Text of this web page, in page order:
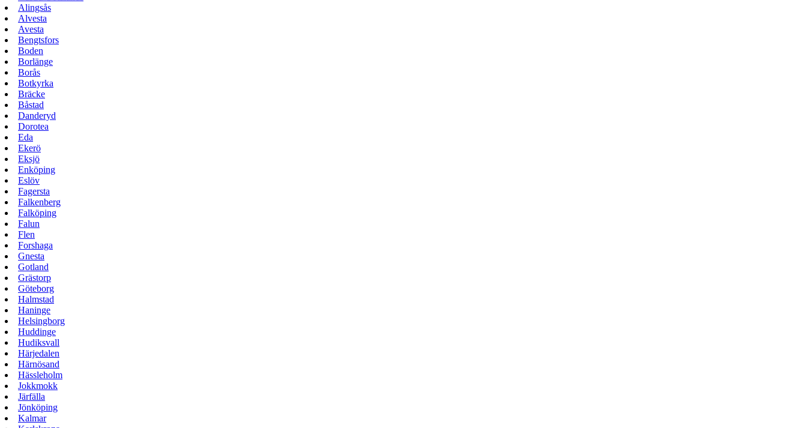
Alingsås
Alvesta
Avesta
Bengtsfors
Boden
Borlänge
Borås
Botkyrka
Bräcke
Båstad
Danderyd
Dorotea
Eda
Ekerö
Eksjö
Enköping
Eslöv
Fagersta
Falkenberg
Falköping
Falun
Flen
Forshaga
Gnesta
Gotland
Grästorp
Göteborg
Halmstad
Haninge
Helsingborg
Huddinge
Hudiksvall
Härjedalen
Härnösand
Hässleholm
Jokkmokk
Järfälla
Jönköping
Kalmar